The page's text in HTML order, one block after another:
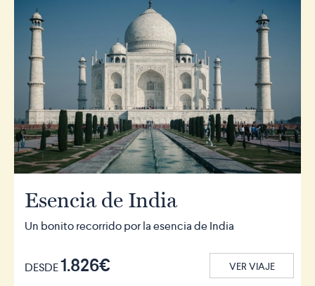
Esencia de India
Un bonito recorrido por la esencia de India
DESDE1.826€ VER VIAJE